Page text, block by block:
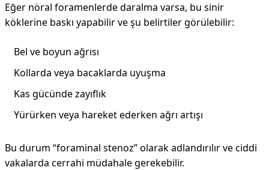
Eğer nöral foramenlerde daralma varsa, bu sinir
köklerine baskı yapabilir ve şu belirtiler görülebilir:
Bel ve boyun ağrısı
Kollarda veya bacaklarda uyuşma
Kas gücünde zayıflık
Yürürken veya hareket ederken ağrı artışı
Bu durum “foraminal stenoz” olarak adlandırılır ve ciddi
vakalarda cerrahi müdahale gerekebilir.